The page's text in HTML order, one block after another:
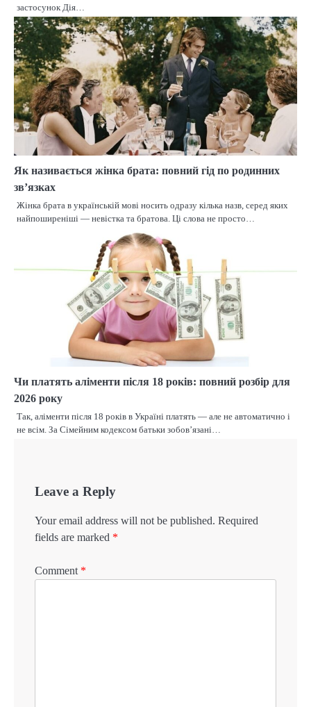
застосунок Дія…
Як називається жінка брата: повний гід по родинних
зв’язках
Жінка брата в українській мові носить одразу кілька назв, серед яких
найпоширеніші — невістка та братова. Ці слова не просто…
Чи платять аліменти після 18 років: повний розбір для
2026 року
Так, аліменти після 18 років в Україні платять — але не автоматично і
не всім. За Сімейним кодексом батьки зобов’язані…
Leave a Reply
Your email address will not be published. Required
fields are marked *
Comment *